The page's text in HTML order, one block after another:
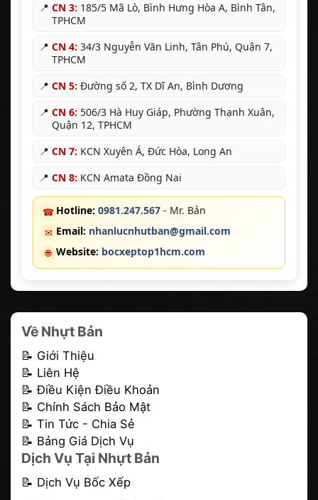
📍 CN 3: 185/5 Mã Lò, Bình Hưng Hòa A, Bình Tân,
TPHCM
📍 CN 4: 34/3 Nguyễn Văn Linh, Tân Phú, Quận 7,
TPHCM
📍 CN 5: Đường số 2, TX Dĩ An, Bình Dương
📍 CN 6: 506/3 Hà Huy Giáp, Phường Thạnh Xuân,
Quận 12, TPHCM
📍 CN 7: KCN Xuyên Á, Đức Hòa, Long An
📍 CN 8: KCN Amata Đồng Nai
☎ Hotline: 0981.247.567 - Mr. Bản
✉ Email: nhanlucnhutban@gmail.com
🌐 Website: bocxeptop1hcm.com
Về Nhựt Bản
📝 Giới Thiệu
📝 Liên Hệ
📝 Điều Kiện Điều Khoản
📝 Chính Sách Bảo Mật
📝 Tin Tức - Chia Sẻ
📝 Bảng Giá Dịch Vụ
Dịch Vụ Tại Nhựt Bản
📝 Dịch Vụ Bốc Xếp